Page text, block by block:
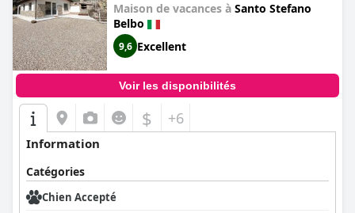
Maison de vacances à Santo Stefano
Belbo
9,6 Excellent
Voir les disponibilités
$ +6
Information
Catégories
Chien Accepté